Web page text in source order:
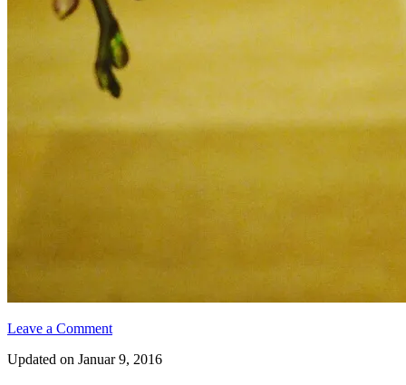
Leave a Comment
Updated on Januar 9, 2016